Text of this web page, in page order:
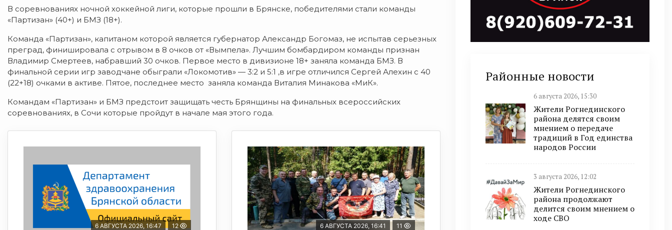
В соревнованиях ночной хоккейной лиги, которые прошли в Брянске, победителями стали команды
«Партизан» (40+) и БМЗ (18+).
Команда «Партизан», капитаном которой является губернатор Александр Богомаз, не испытав серьезных
преград, финишировала с отрывом в 8 очков от «Вымпела». Лучшим бомбардиром команды признан
Владимир Смертеев, набравший 30 очков. Первое место в дивизионе 18+ заняла команда БМЗ. В
финальной серии игр заводчане обыграли «Локомотив» — 3:2 и 5:1 ,в игре отличился Сергей Алехин с 40
(22+18) очками в активе. Пятое, последнее место заняла команда Виталия Минакова «МиК».
Командам «Партизан» и БМЗ предстоит защищать честь Брянщины на финальных всероссийских
соревнованиях, в Сочи которые пройдут в начале мая этого года.
6 АВГУСТА 2026, 16:47 12 6 АВГУСТА 2026, 16:41 11
Районные новости
6 августа 2026, 15:30
Жители Рогнединского
района делятся своим
мнением о передаче
традиций в Год единства
народов России
3 августа 2026, 12:02
Жители Рогнединского
района продолжают
делится своим мнением о
ходе СВО